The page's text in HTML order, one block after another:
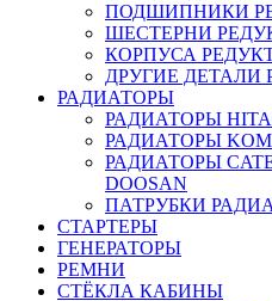
ПОДШИПНИКИ
ШЕСТЕРНИ
КОРПУСА
ДРУГИЕ ДЕТАЛИ
РАДИАТОРЫ
РАДИАТОРЫ
РАДИАТОРЫ
РАДИАТОРЫ
DOOSAN
ПАТРУБКИ
СТАРТЕРЫ
ГЕНЕРАТОРЫ
РЕМНИ
СТЁКЛА КАБИНЫ